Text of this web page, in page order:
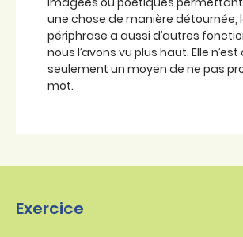
une chose de manière détournée,
périphrase a aussi d’autres
nous l’avons vu plus haut. Elle
seulement un moyen de ne pas
mot.
Exercice